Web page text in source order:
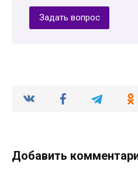
Задать вопрос
Добавить